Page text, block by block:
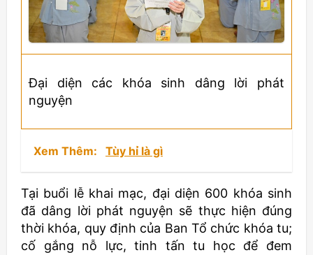
Đại diện các khóa sinh dâng lời phát
nguyện
Xem Thêm: Tùy hỉ là gì
Tại buổi lễ khai mạc, đại diện 600 khóa sinh
đã dâng lời phát nguyện sẽ thực hiện đúng
thời khóa, quy định của Ban Tổ chức khóa tu;
cố gắng nỗ lực, tinh tấn tu học để đem